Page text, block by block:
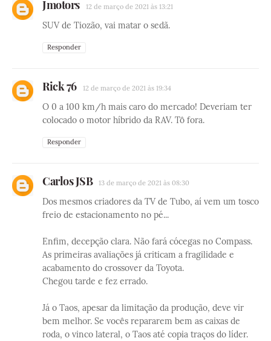
Jmotors 12 de março de 2021 às 13:21
SUV de Tiozão, vai matar o sedã.
Responder
Rick 76 12 de março de 2021 às 19:34
O 0 a 100 km/h mais caro do mercado! Deveriam ter
colocado o motor híbrido da RAV. Tô fora.
Responder
Carlos JSB 13 de março de 2021 às 08:30
Dos mesmos criadores da TV de Tubo, aí vem um tosco
freio de estacionamento no pé...
Enfim, decepção clara. Não fará cócegas no Compass.
As primeiras avaliações já criticam a fragilidade e
acabamento do crossover da Toyota.
Chegou tarde e fez errado.
Já o Taos, apesar da limitação da produção, deve vir
bem melhor. Se vocês repararem bem as caixas de
roda, o vinco lateral, o Taos até copia traços do líder.